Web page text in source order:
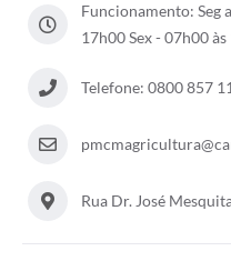
Funcionamento: Seg
17h00 Sex - 07h00
Telefone: 0800 857
Rua Dr. José